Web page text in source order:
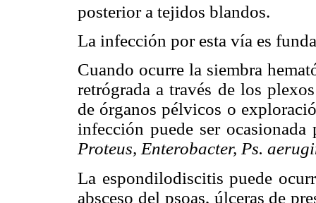
posterior a tejidos blandos.
La infección por esta vía es
Cuando ocurre la siembra
retrógrada a través de los
de órganos pélvicos o
infección puede ser
Proteus, Enterobacter, Ps.
La espondilodiscitis puede
absceso del psoas, úlceras de